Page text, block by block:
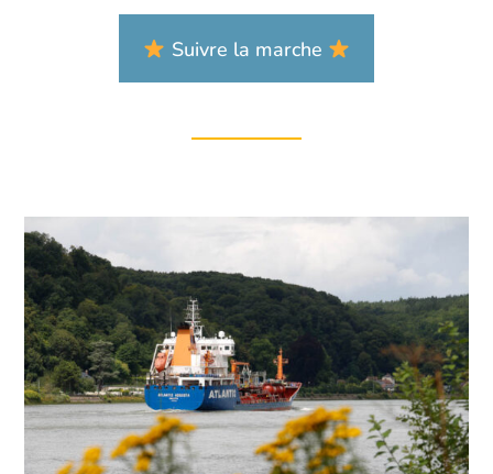
Suivre la marche